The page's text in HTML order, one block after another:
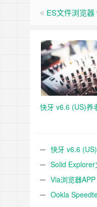
ES文件浏览
快牙 v6.6 (US)养
快牙 v6.6
Solid
Via浏览器
Ookla